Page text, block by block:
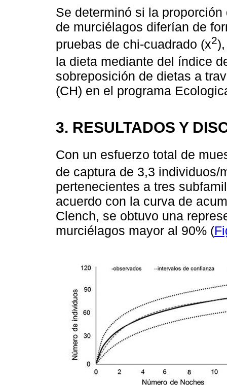
Se determinó si la
de murciélagos diferían de
pruebas de chi-cuadrado (x2
la dieta mediante del índice
sobreposición de dietas a
(CH) en el programa
3. RESULTADOS Y
Con un esfuerzo total de
de captura de 3,3 individuos/
pertenecientes a tres
acuerdo con la curva de
Clench, se obtuvo una
murciélagos mayor al 90% (